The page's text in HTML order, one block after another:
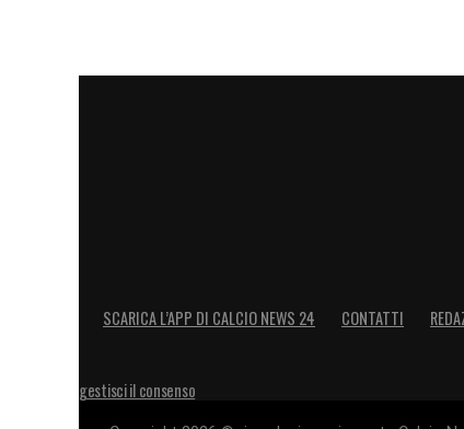
SCARICA L’APP DI CALCIO NEWS 24 CONTATTI
gestisci il consenso